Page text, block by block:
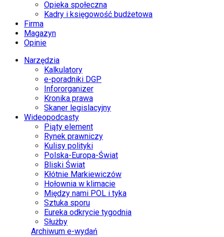
Opieka społeczna
Kadry i księgowość budżetowa
Firma
Magazyn
Opinie
Narzędzia
Kalkulatory
e-poradniki DGP
Infororganizer
Kronika prawa
Skaner legislacyjny
Wideopodcasty
Piąty element
Rynek prawniczy
Kulisy polityki
Polska-Europa-Świat
Bliski Świat
Kłótnie Markiewiczów
Hołownia w klimacie
Między nami POL i tyka
Sztuka sporu
Eureka odkrycie tygodnia
Służby
Archiwum e-wydań